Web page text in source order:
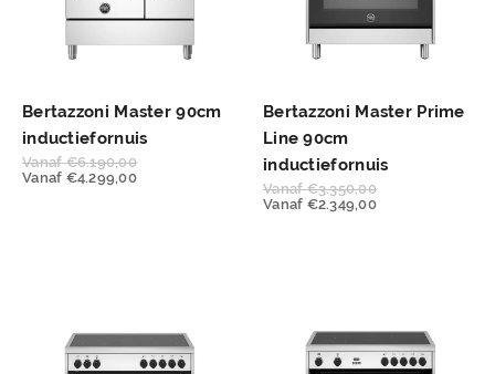
Bertazzoni Master 90cm
inductiefornuis
Vanaf€6.190,00
Vanaf €4.299,00
Bertazzoni Master Prime
Line 90cm
inductiefornuis
Vanaf€3.350,00
Vanaf €2.349,00